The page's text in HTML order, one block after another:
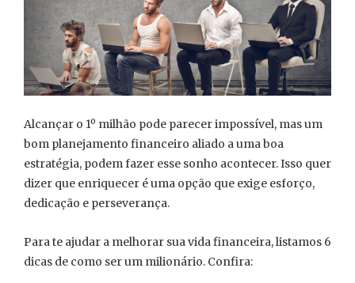
Alcançar o 1º milhão pode parecer impossível, mas um
bom planejamento financeiro aliado a uma boa
estratégia, podem fazer esse sonho acontecer. Isso quer
dizer que enriquecer é uma opção que exige esforço,
dedicação e perseverança.
Para te ajudar a melhorar sua vida financeira, listamos 6
dicas de como ser um milionário. Confira: